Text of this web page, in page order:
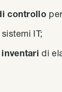
controlloper
IT;
inventaridi